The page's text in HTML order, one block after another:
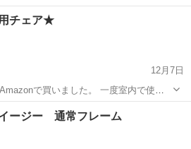
時→14(土)
)午前中 よろしくお願いします。
駅 椅子
チェア★
12月7日
いました。 一度室内で使用
橋箱崎町に取りに来て下さる方に★
駅 Amazon
ージー 通常フレーム